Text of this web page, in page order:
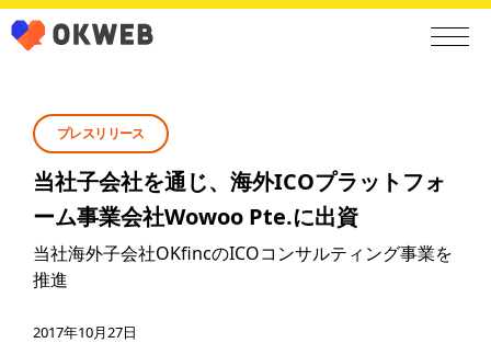
プレスリリース
当社子会社を通じ、海外ICOプラットフォ
ーム事業会社Wowoo Pte.に出資
当社海外子会社OKfincのICOコンサルティング事業を
推進
2017年10月27日